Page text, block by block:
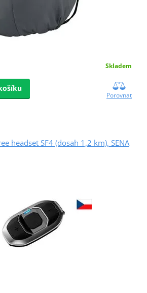
Skladem
Porovnat
headset SF4 (dosah 1,2 km), SENA